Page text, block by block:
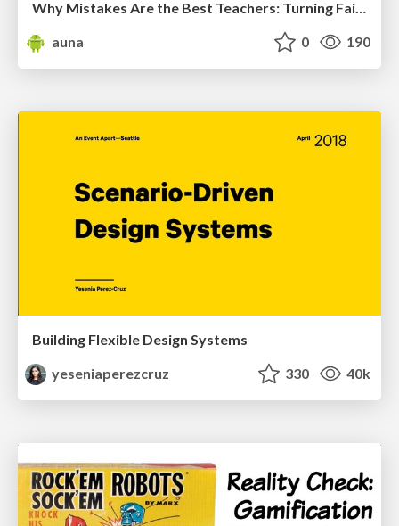
Why Mistakes Are the Best Teachers: Turning Failure into a Pathway for Growth
auna
0 190
Building Flexible Design Systems
yeseniaperezcruz
330 40k